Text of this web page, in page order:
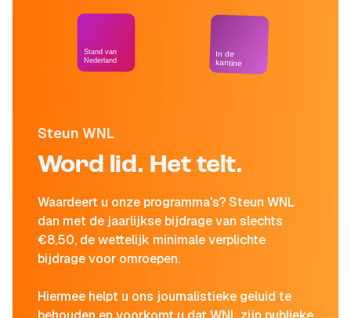
Steun WNL
Word lid. Het telt.
Waardeert u onze programma's? Steun WNL
dan met de jaarlijkse bijdrage van slechts
€8,50, de wettelijk minimale verplichte
bijdrage voor omroepen.
Hiermee helpt u ons journalistieke geluid te
Stand van
Nederland
In de
kantine